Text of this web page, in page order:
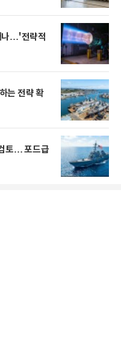
나…'전략적
는 전략 확
토… 포드급